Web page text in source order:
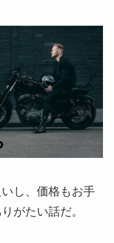
し、価格もお手
がたい話だ。